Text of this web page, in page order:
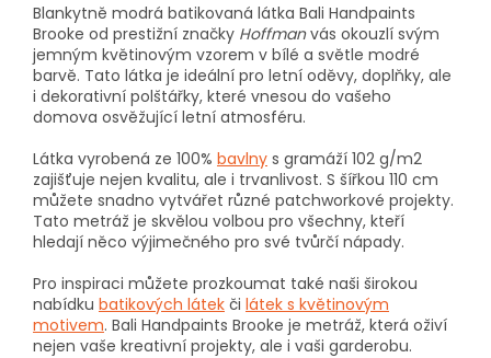
Blankytně modrá batikovaná látka Bali Handpaints
Brooke od prestižní značky Hoffmanvás okouzlí svým
jemným květinovým vzorem v bílé a světle modré
barvě. Tato látka je ideální pro letní oděvy, doplňky, ale
i dekorativní polštářky, které vnesou do vašeho
domova osvěžující letní atmosféru.
Látka vyrobená ze 100% bavlny s gramáží 102 g/m2
zajišťuje nejen kvalitu, ale i trvanlivost. S šířkou 110 cm
můžete snadno vytvářet různé patchworkové projekty.
Tato metráž je skvělou volbou pro všechny, kteří
hledají něco výjimečného pro své tvůrčí nápady.
Pro inspiraci můžete prozkoumat také naši širokou
nabídku batikových látek či látek s květinovým
motivem. Bali Handpaints Brooke je metráž, která oživí
nejen vaše kreativní projekty, ale i vaši garderobu.